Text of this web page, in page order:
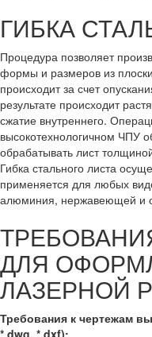
ГИБКА
Процедура позволяет
формы и размеров из
происходит за счет
результате происходит
сжатие внутреннего.
высокотехнологичном ЧПУ
обрабатывать лист
Гибка стального листа
применяется для любых
алюминия, нержавеющей и
ДЛЯ
ЛАЗЕРНОЙ
Требования к чертежам